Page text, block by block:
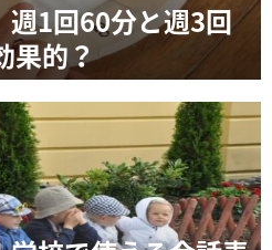
週1回60分と週3回
果的？